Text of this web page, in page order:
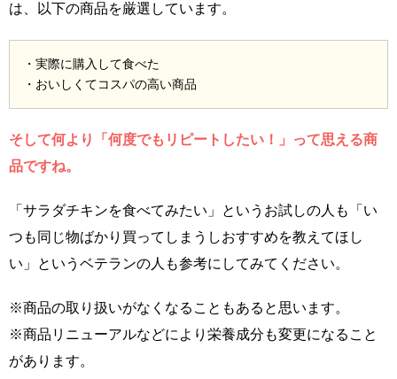
は、以下の商品を厳選しています。
・実際に購入して食べた
・おいしくてコスパの高い商品
そして何より「何度でもリピートしたい！」って思える商
品ですね。
「サラダチキンを食べてみたい」というお試しの人も「い
つも同じ物ばかり買ってしまうしおすすめを教えてほし
い」というベテランの人も参考にしてみてください。
※商品の取り扱いがなくなることもあると思います。
※商品リニューアルなどにより栄養成分も変更になること
があります。